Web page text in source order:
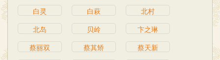
白灵
白萩
北村
北岛
贝岭
卞之琳
蔡丽双
蔡其矫
蔡天新